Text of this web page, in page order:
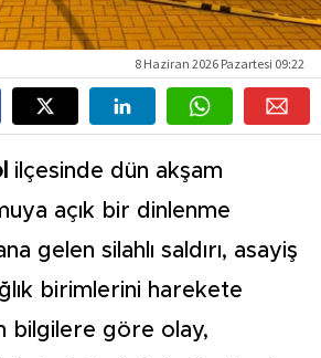
8 Haziran 2026 Pazartesi 09:22
ilçesinde dün akşam
açık bir dinlenme
gelen silahlı saldırı, asayiş
birimlerini harekete
bilgilere göre olay,